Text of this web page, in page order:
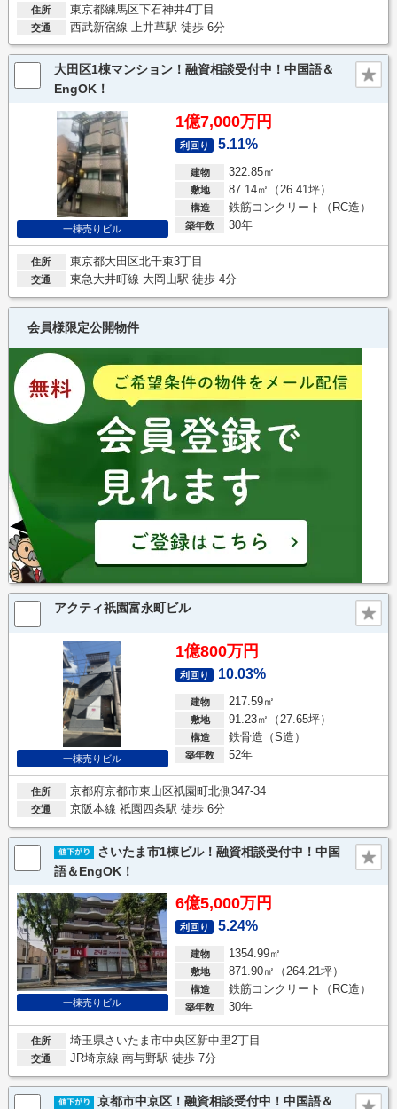
住所 東京都練馬区下石神井4丁目
交通 西武新宿線 上井草駅 徒歩 6分
大田区1棟マンション！融資相談受付中！中国語＆
EngOK！
一棟売りビル
1億7,000万円
利回り 5.11%
建物 322.85㎡
敷地 87.14㎡（26.41坪）
構造 鉄筋コンクリート（RC造）
築年数 30年
住所 東京都大田区北千束3丁目
交通 東急大井町線 大岡山駅 徒歩 4分
会員様限定公開物件
アクティ祇園富永町ビル
一棟売りビル
1億800万円
利回り 10.03%
建物 217.59㎡
敷地 91.23㎡（27.65坪）
構造 鉄骨造（S造）
築年数 52年
住所 京都府京都市東山区祇園町北側347-34
交通 京阪本線 祇園四条駅 徒歩 6分
さいたま市1棟ビル！融資相談受付中！中国
語＆EngOK！
一棟売りビル
6億5,000万円
利回り 5.24%
建物 1354.99㎡
敷地 871.90㎡（264.21坪）
構造 鉄筋コンクリート（RC造）
築年数 30年
住所 埼玉県さいたま市中央区新中里2丁目
交通 JR埼京線 南与野駅 徒歩 7分
京都市中京区！融資相談受付中！中国語＆